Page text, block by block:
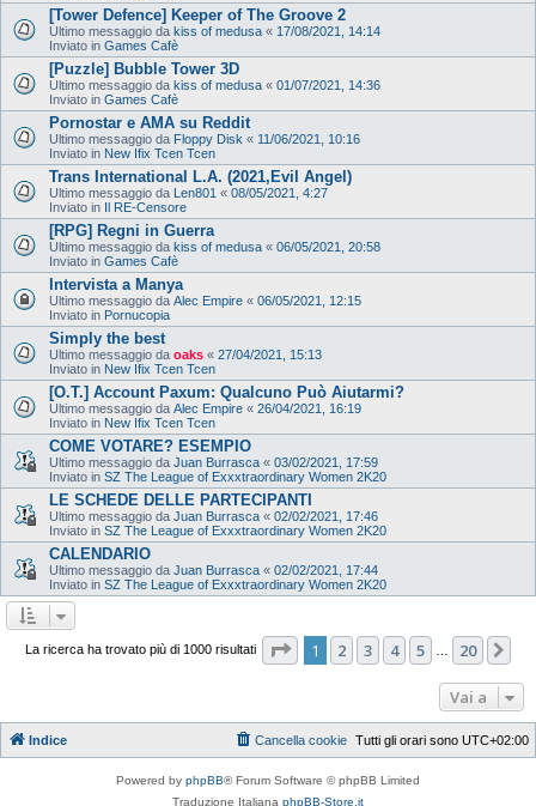
[Tower Defence] Keeper of The Groove 2
Ultimo messaggio da kiss of medusa « 17/08/2021, 14:14
Inviato in Games Cafè
[Puzzle] Bubble Tower 3D
Ultimo messaggio da kiss of medusa « 01/07/2021, 14:36
Inviato in Games Cafè
Pornostar e AMA su Reddit
Ultimo messaggio da Floppy Disk « 11/06/2021, 10:16
Inviato in New Ifix Tcen Tcen
Trans International L.A. (2021,Evil Angel)
Ultimo messaggio da Len801 « 08/05/2021, 4:27
Inviato in Il RE-Censore
[RPG] Regni in Guerra
Ultimo messaggio da kiss of medusa « 06/05/2021, 20:58
Inviato in Games Cafè
Intervista a Manya
Ultimo messaggio da Alec Empire « 06/05/2021, 12:15
Inviato in Pornucopia
Simply the best
Ultimo messaggio da oaks « 27/04/2021, 15:13
Inviato in New Ifix Tcen Tcen
[O.T.] Account Paxum: Qualcuno Può Aiutarmi?
Ultimo messaggio da Alec Empire « 26/04/2021, 16:19
Inviato in New Ifix Tcen Tcen
COME VOTARE? ESEMPIO
Ultimo messaggio da Juan Burrasca « 03/02/2021, 17:59
Inviato in SZ The League of Exxxtraordinary Women 2K20
LE SCHEDE DELLE PARTECIPANTI
Ultimo messaggio da Juan Burrasca « 02/02/2021, 17:46
Inviato in SZ The League of Exxxtraordinary Women 2K20
CALENDARIO
Ultimo messaggio da Juan Burrasca « 02/02/2021, 17:44
Inviato in SZ The League of Exxxtraordinary Women 2K20
La ricerca ha trovato più di 1000 risultati Pagina di 20
1 2 3 4 5 20
Vai a
Indice Tutti gli orari sono UTC+02:00
Cancella cookie
Powered by phpBB® Forum Software © phpBB Limited
Traduzione Italiana phpBB-Store.it